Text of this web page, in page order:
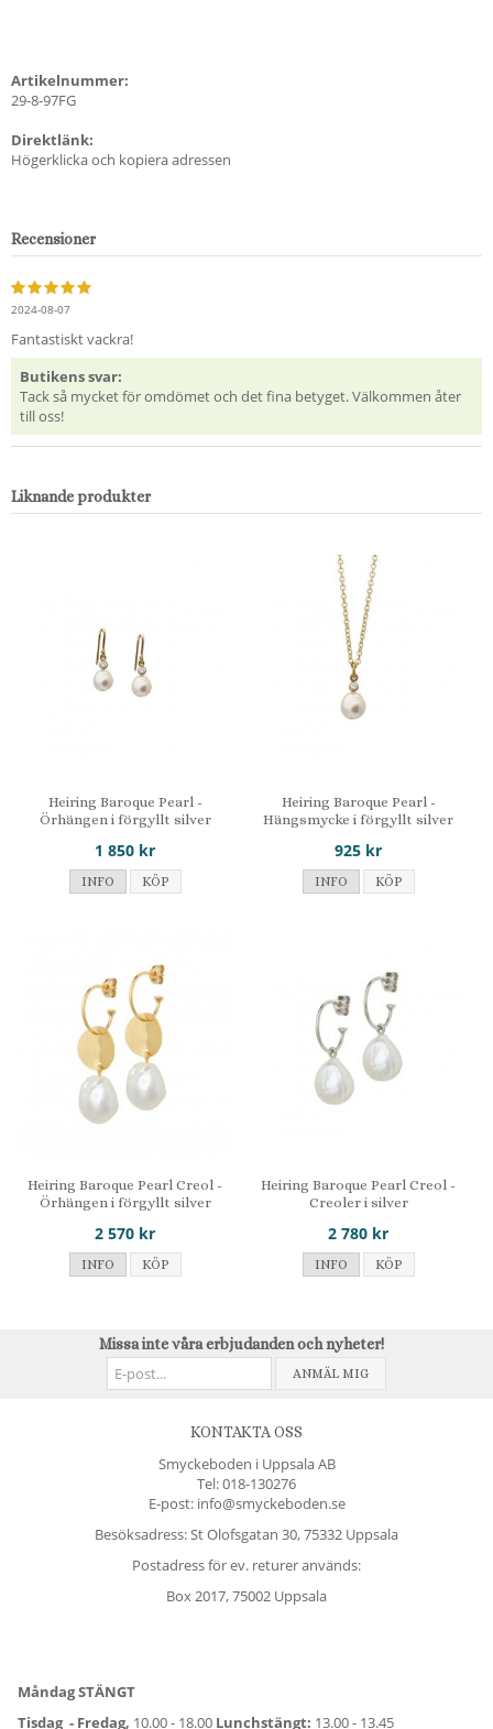
Artikelnummer:
29-8-97FG
Direktlänk:
Högerklicka och kopiera adressen
Recensioner
2024-08-07
Fantastiskt vackra!
Butikens svar:
Tack så mycket för omdömet och det fina betyget. Välkommen åter
till oss!
Liknande produkter
Heiring Baroque Pearl -
Örhängen i förgyllt silver
1 850 kr
INFO KÖP
Heiring Baroque Pearl -
Hängsmycke i förgyllt silver
925 kr
INFO KÖP
Heiring Baroque Pearl Creol -
Örhängen i förgyllt silver
2 570 kr
INFO KÖP
Heiring Baroque Pearl Creol -
Creoler i silver
2 780 kr
INFO KÖP
Missa inte våra erbjudanden och nyheter!
ANMÄL MIG
KONTAKTA OSS
Smyckeboden i Uppsala AB
Tel:018-130276
E-post: info@smyckeboden.se
Besöksadress: St Olofsgatan 30, 75332 Uppsala
Postadress för ev. returer används:
Box 2017, 75002 Uppsala
Måndag STÄNGT
Tisdag - Fredag, 10.00 - 18.00 Lunchstängt: 13.00 - 13.45